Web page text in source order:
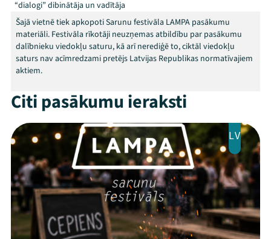
Mana programma
Festivāls
Programma
Arhīvs
Viņi bija LAMPĀ 2026
Jaunumi
“dialogi” dibinātāja un vadītāja
Šajā vietnē tiek apkopoti Sarunu festivāla LAMPA pasākumu
materiāli. Festivāla rīkotāji neuzņemas atbildību par pasākumu
dalībnieku viedokļu saturu, kā arī nerediģē to, ciktāl viedokļu
saturs nav acīmredzami pretējs Latvijas Republikas normatīvajiem
aktiem.
Citi pasākumu ieraksti
LV